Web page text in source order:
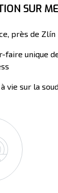
SUR
près de Zlín
faire unique
vie sur la